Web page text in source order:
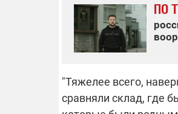
ПО
"Тяжелее всего,
сравняли склад, где